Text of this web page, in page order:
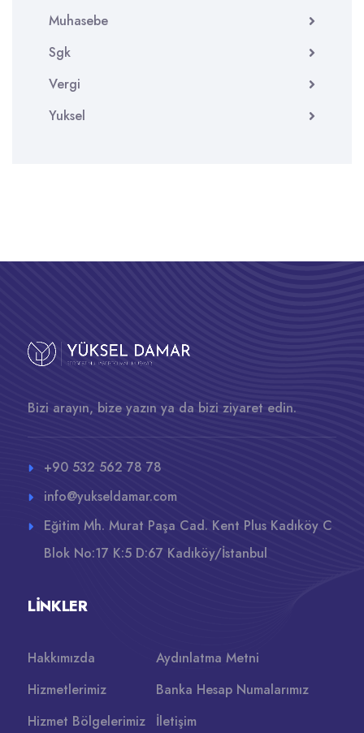
Muhasebe
Sgk
Vergi
Yuksel
Bizi arayın, bize yazın ya da bizi ziyaret edin.
+90 532 562 78 78
info@yukseldamar.com
Eğitim Mh. Murat Paşa Cad. Kent Plus Kadıköy C
Blok No:17 K:5 D:67 Kadıköy/İstanbul
LINKLER
Hakkımızda
Hizmetlerimiz
Hizmet Bölgelerimiz
Aydınlatma Metni
Banka Hesap Numalarımız
İletişim